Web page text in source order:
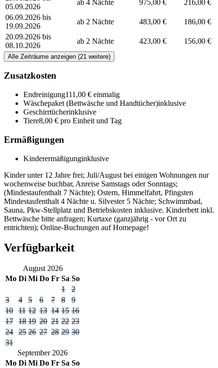
05.09.2026
ab 4 Nächte 975,00 €
216,00 €
06.09.2026 bis
19.09.2026
ab 2 Nächte 483,00 €
186,00 €
20.09.2026 bis
08.10.2026
ab 2 Nächte 423,00 € 156,00 €
Alle Zeiträume anzeigen (21 weitere)
Zusatzkosten
Endreinigung111,00 € einmalig
Wäschepaket (Bettwäsche und Handtücher)inklusive
Geschirrtücherinklusive
Tiere8,00 € pro Einheit und Tag
Ermäßigungen
Kinderermäßigunginklusive
Kinder unter 12 Jahre frei; Juli/August bei einigen Wohnungen nur
wochenweise buchbar, Anreise Samstags oder Sonntags;
(Mindestaufenthalt 7 Nächte); Ostern, Himmelfahrt, Pfingsten
Mindestaufenthalt 4 Nächte u. Silvester 5 Nächte; Schwimmbad,
Sauna, Pkw-Stellplatz und Betriebskosten inklusive. Kinderbett inkl.
Bettwäsche bitte anfragen; Kurtaxe (ganzjährig - vor Ort zu
entrichten); Online-Buchungen auf Homepage!
Verfügbarkeit
August 2026
Mo Di Mi Do Fr Sa So
1
2
3
4 5 6 7 8
9
10
11 12 13 14 15 16
17
18 19 20 21 22 23
24
25 26 27 28 29 30
31
September 2026
Mo Di Mi Do Fr Sa So